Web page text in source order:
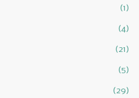
(1)
(4)
(21)
(5)
(29)